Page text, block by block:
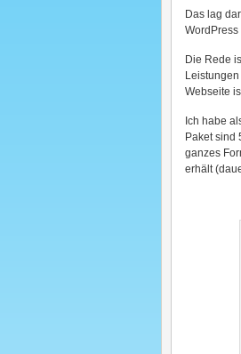
Das lag
Die Rede
Webseite
Ich habe
Paket sind
ganzes
erhält